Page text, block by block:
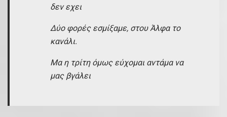
δεν εχει
Δύο φορές εσμίξαμε, στου Άλφα το
κανάλι.
Μα η τρίτη όμως εύχομαι αντάμα να
μας βγάλει